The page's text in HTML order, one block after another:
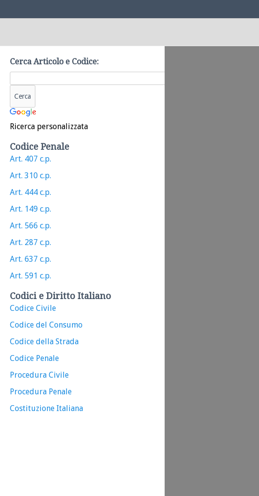
Cerca Articolo e Codice:
Ricerca personalizzata
Codice Penale
Art. 407 c.p.
Art. 310 c.p.
Art. 444 c.p.
Art. 149 c.p.
Art. 566 c.p.
Art. 287 c.p.
Art. 637 c.p.
Art. 591 c.p.
Codici e Diritto Italiano
Codice Civile
Codice del Consumo
Codice della Strada
Codice Penale
Procedura Civile
Procedura Penale
Costituzione Italiana